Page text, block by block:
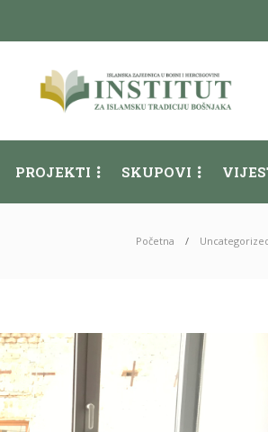
PROJEKTI SKUPOVI
Početna